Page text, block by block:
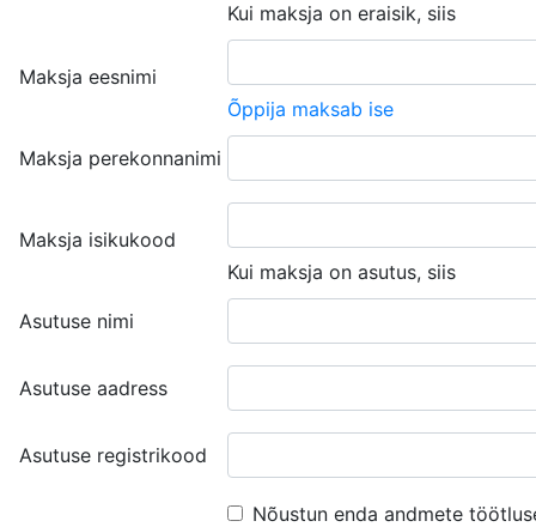
Kui maksja on eraisik, siis
Maksja eesnimi
Õppija maksab ise
Maksja perekonnanimi
Maksja isikukood
Kui maksja on asutus, siis
Asutuse nimi
Asutuse aadress
Asutuse registrikood
Nõustun enda andmete